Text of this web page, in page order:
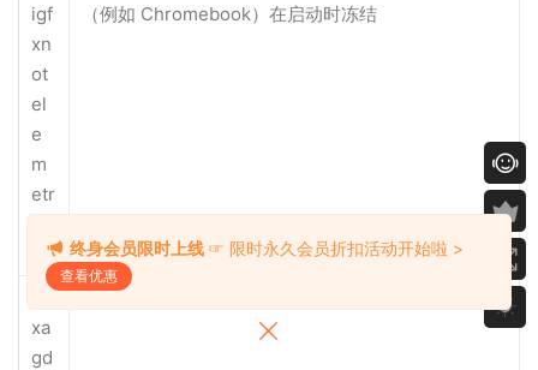
igf
xn
ot
el
e
m
etr
ad
（例如 Chromebook）在启动时冻结
xa
gd
终身会员限时上线 ☞ 限时永久会员折扣活动开始啦 >
查看优惠